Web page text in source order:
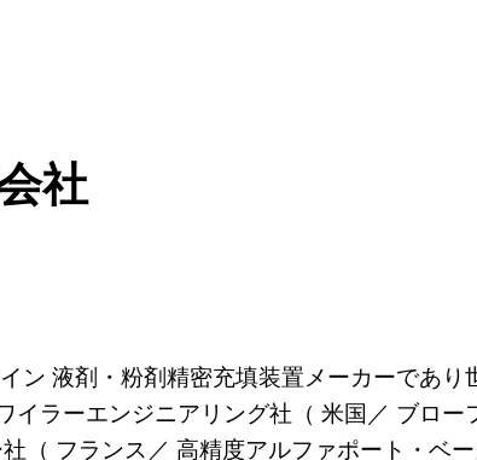
社
液剤・粉剤精密充填装置メーカーであ
ラーエンジニアリング社（ 米国／ ブロー
（ フランス／ 高精度アルファポート・ベ